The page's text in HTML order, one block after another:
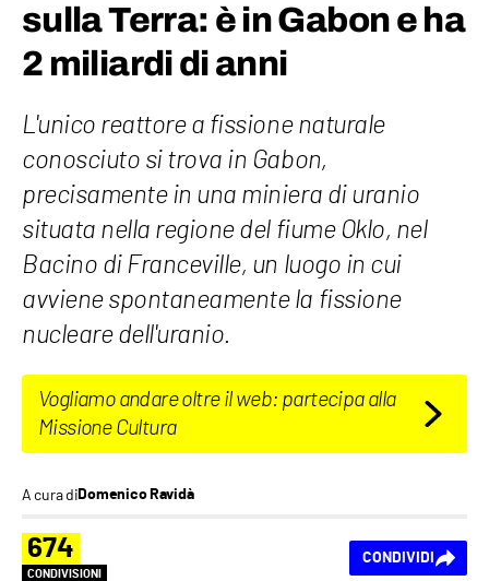
sulla Terra: è in Gabon e ha
2 miliardi di anni
L'unico reattore a fissione naturale
conosciuto si trova in Gabon,
precisamente in una miniera di uranio
situata nella regione del fiume Oklo, nel
Bacino di Franceville, un luogo in cui
avviene spontaneamente la fissione
nucleare dell'uranio.
Vogliamo andare oltre il web: partecipa alla
Missione Cultura
A cura diDomenico Ravidà
674
CONDIVISIONI
CONDIVIDI